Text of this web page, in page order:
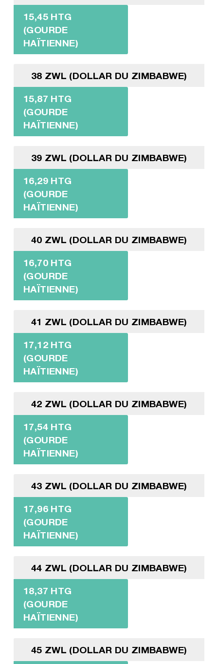
15,45 HTG
(GOURDE
HAÏTIENNE)
38 ZWL (DOLLAR DU ZIMBABWE)
15,87 HTG
(GOURDE
HAÏTIENNE)
39 ZWL (DOLLAR DU ZIMBABWE)
16,29 HTG
(GOURDE
HAÏTIENNE)
40 ZWL (DOLLAR DU ZIMBABWE)
16,70 HTG
(GOURDE
HAÏTIENNE)
41 ZWL (DOLLAR DU ZIMBABWE)
17,12 HTG
(GOURDE
HAÏTIENNE)
42 ZWL (DOLLAR DU ZIMBABWE)
17,54 HTG
(GOURDE
HAÏTIENNE)
43 ZWL (DOLLAR DU ZIMBABWE)
17,96 HTG
(GOURDE
HAÏTIENNE)
44 ZWL (DOLLAR DU ZIMBABWE)
18,37 HTG
(GOURDE
HAÏTIENNE)
45 ZWL (DOLLAR DU ZIMBABWE)